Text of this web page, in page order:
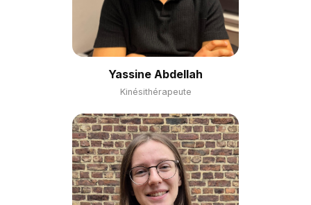
Yassine Abdellah
Kinésithérapeute